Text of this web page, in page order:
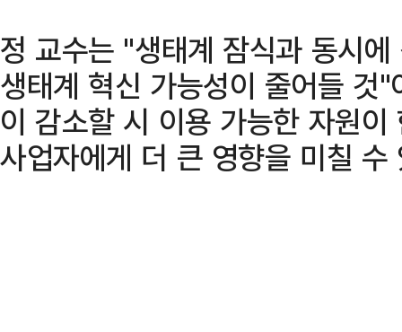
정 교수는 "생태계 잠식과 동시
생태계 혁신 가능성이 줄어들 것
이 감소할 시 이용 가능한 자원
사업자에게 더 큰 영향을 미칠 수